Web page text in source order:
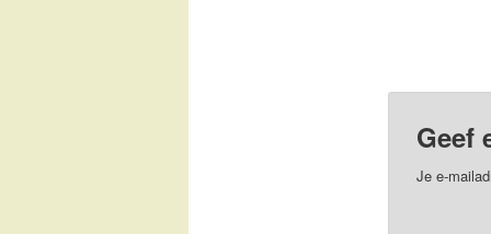
Geef
Je e-